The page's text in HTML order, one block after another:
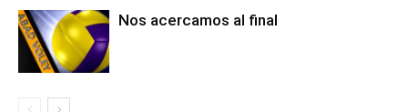
Nos acercamos al final